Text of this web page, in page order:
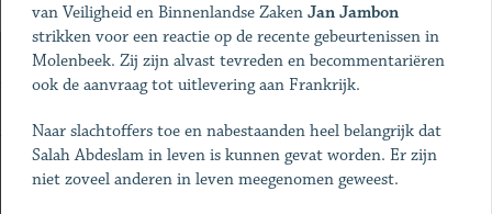
van Veiligheid en Binnenlandse Zaken Jan Jambon
strikken voor een reactie op de recente gebeurtenissen in
Molenbeek. Zij zijn alvast tevreden en becommentariëren
ook de aanvraag tot uitlevering aan Frankrijk.
Naar slachtoffers toe en nabestaanden heel belangrijk dat
Salah Abdeslam in leven is kunnen gevat worden. Er zijn
niet zoveel anderen in leven meegenomen geweest.